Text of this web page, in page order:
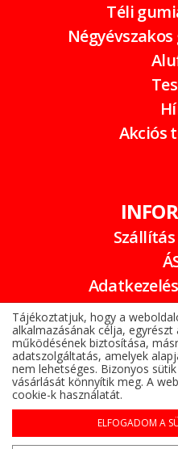
Téli
Akciós
Online
Tájékoztatjuk, hogy a
alkalmazásának célja,
működésének biztosítása,
adatszolgáltatás, amelyek
nem lehetséges. Bizonyos
vásárlását könnyítik meg. A
cookie-k használatát.
ELFOGADOM A